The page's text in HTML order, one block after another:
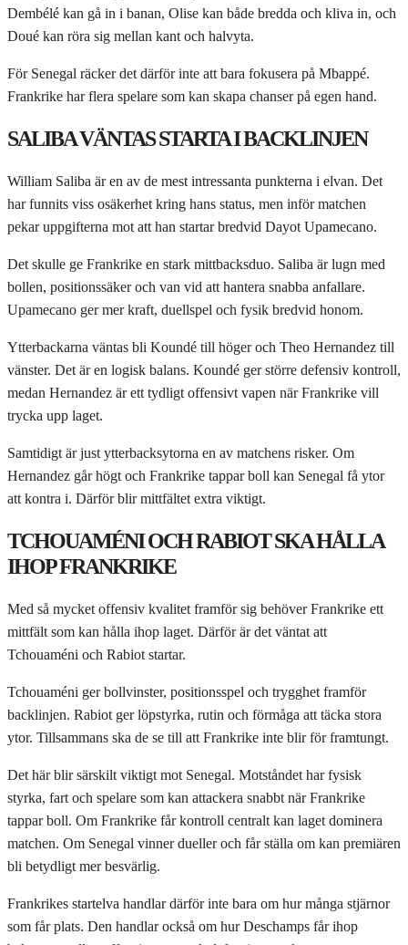
Dembélé kan gå in i banan, Olise kan både bredda och kliva in, och
Doué kan röra sig mellan kant och halvyta.
För Senegal räcker det därför inte att bara fokusera på Mbappé.
Frankrike har flera spelare som kan skapa chanser på egen hand.
SALIBA VÄNTAS STARTA I BACKLINJEN
William Saliba är en av de mest intressanta punkterna i elvan. Det
har funnits viss osäkerhet kring hans status, men inför matchen
pekar uppgifterna mot att han startar bredvid Dayot Upamecano.
Det skulle ge Frankrike en stark mittbacksduo. Saliba är lugn med
bollen, positionssäker och van vid att hantera snabba anfallare.
Upamecano ger mer kraft, duellspel och fysik bredvid honom.
Ytterbackarna väntas bli Koundé till höger och Theo Hernandez till
vänster. Det är en logisk balans. Koundé ger större defensiv kontroll,
medan Hernandez är ett tydligt offensivt vapen när Frankrike vill
trycka upp laget.
Samtidigt är just ytterbacksytorna en av matchens risker. Om
Hernandez går högt och Frankrike tappar boll kan Senegal få ytor
att kontra i. Därför blir mittfältet extra viktigt.
TCHOUAMÉNI OCH RABIOT SKA HÅLLA
IHOP FRANKRIKE
Med så mycket offensiv kvalitet framför sig behöver Frankrike ett
mittfält som kan hålla ihop laget. Därför är det väntat att
Tchouaméni och Rabiot startar.
Tchouaméni ger bollvinster, positionsspel och trygghet framför
backlinjen. Rabiot ger löpstyrka, rutin och förmåga att täcka stora
ytor. Tillsammans ska de se till att Frankrike inte blir för framtungt.
Det här blir särskilt viktigt mot Senegal. Motståndet har fysisk
styrka, fart och spelare som kan attackera snabbt när Frankrike
tappar boll. Om Frankrike får kontroll centralt kan laget dominera
matchen. Om Senegal vinner dueller och får ställa om kan premiären
bli betydligt mer besvärlig.
Frankrikes startelva handlar därför inte bara om hur många stjärnor
som får plats. Den handlar också om hur Deschamps får ihop